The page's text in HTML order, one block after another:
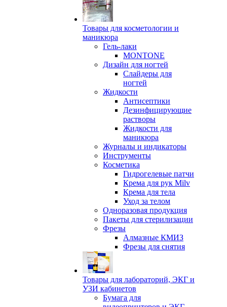
Товары для косметологии и
маникюра
Гель-лаки
MONTONE
Дизайн для ногтей
Слайдеры для
ногтей
Жидкости
Антисептики
Дезинфицирующие
растворы
Жидкости для
маникюра
Журналы и индикаторы
Инструменты
Косметика
Гидрогелевые патчи
Крема для рук Milv
Крема для тела
Уход за телом
Одноразовая продукция
Пакеты для стерилизации
Фрезы
Алмазные КМИЗ
Фрезы для снятия
Товары для лабораторий, ЭКГ и
УЗИ кабинетов
Бумага для